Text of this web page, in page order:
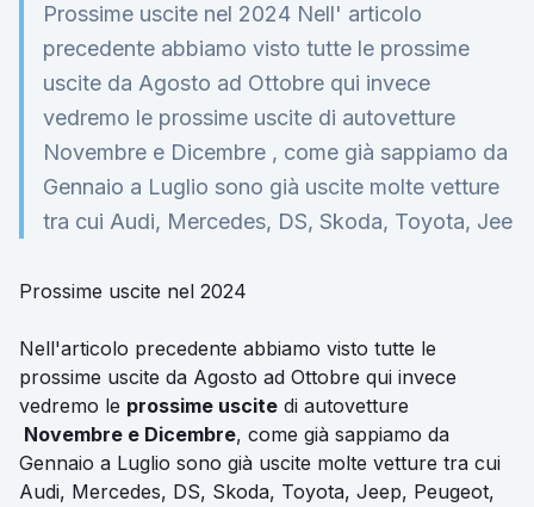
Prossime uscite nel 2024 Nell' articolo
precedente abbiamo visto tutte le prossime
uscite da Agosto ad Ottobre qui invece
vedremo le prossime uscite di autovetture
Novembre e Dicembre , come già sappiamo da
Gennaio a Luglio sono già uscite molte vetture
tra cui Audi, Mercedes, DS, Skoda, Toyota, Jee
Prossime uscite nel 2024
Nell'articolo precedente abbiamo visto tutte le
prossime uscite da Agosto ad Ottobre qui invece
vedremo le prossime uscite di autovetture
Novembre e Dicembre, come già sappiamo da
Gennaio a Luglio sono già uscite molte vetture tra cui
Audi, Mercedes, DS, Skoda, Toyota, Jeep, Peugeot,